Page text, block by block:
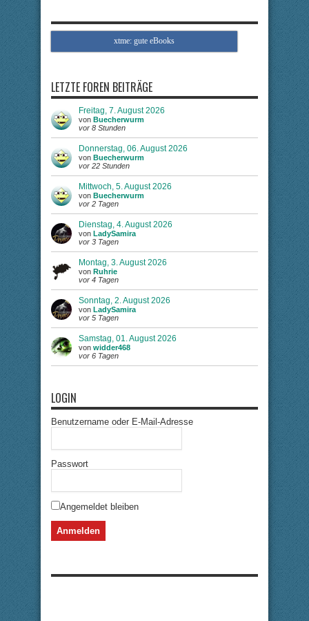
xtme: gute eBooks
LETZTE FOREN BEITRÄGE
Freitag, 7. August 2026
von Buecherwurm
vor 8 Stunden
Donnerstag, 06. August 2026
von Buecherwurm
vor 22 Stunden
Mittwoch, 5. August 2026
von Buecherwurm
vor 2 Tagen
Dienstag, 4. August 2026
von LadySamira
vor 3 Tagen
Montag, 3. August 2026
von Ruhrie
vor 4 Tagen
Sonntag, 2. August 2026
von LadySamira
vor 5 Tagen
Samstag, 01. August 2026
von widder468
vor 6 Tagen
LOGIN
Benutzername oder E-Mail-Adresse
Passwort
Angemeldet bleiben